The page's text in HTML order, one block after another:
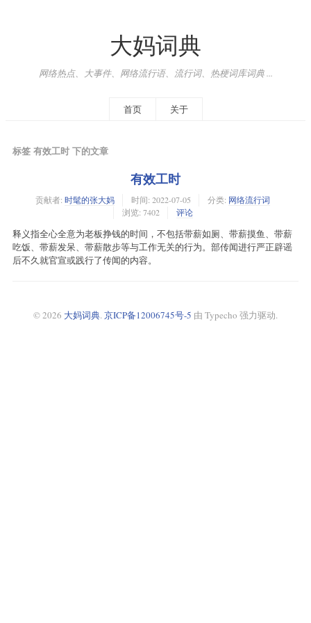
大妈词典
网络热点、大事件、网络流行语、流行词、热梗词库词典 ...
首页 关于
标签 有效工时 下的文章
有效工时
贡献者: 时髦的张大妈 时间: 2022-07-05 分类: 网络流行词
浏览: 7402
评论
释义指全心全意为老板挣钱的时间，不包括带薪如厕、带薪摸鱼、带薪
吃饭、带薪发呆、带薪散步等与工作无关的行为。部传闻进行严正辟谣
后不久就官宣或践行了传闻的内容。
© 2026 大妈词典. 京ICP备12006745号-5 由 Typecho 强力驱动.